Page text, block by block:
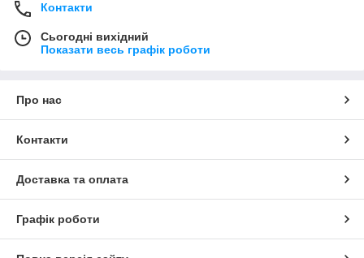
Контакти
Сьогодні вихідний
Показати весь графік роботи
Про нас
Контакти
Доставка та оплата
Графік роботи